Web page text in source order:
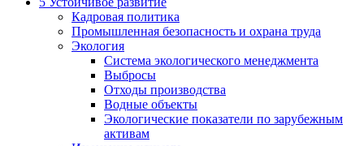
Кадровая политика
Промышленная безопасность и охрана труда
Экология
Система экологического менеджмента
Выбросы
Отходы производства
Водные объекты
Экологические показатели по зарубежным
активам